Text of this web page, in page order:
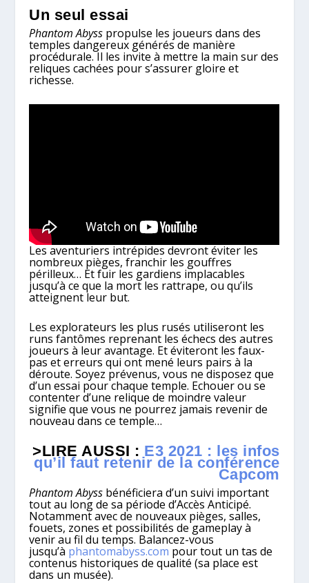
Un seul essai
Phantom Abyss propulse les joueurs dans des
temples dangereux générés de manière
procédurale. Il les invite à mettre la main sur des
reliques cachées pour s’assurer gloire et
richesse.
Les aventuriers intrépides devront éviter les
nombreux pièges, franchir les gouffres
périlleux… Et fuir les gardiens implacables
jusqu’à ce que la mort les rattrape, ou qu’ils
atteignent leur but.
Les explorateurs les plus rusés utiliseront les
runs fantômes reprenant les échecs des autres
joueurs à leur avantage. Et éviteront les faux-
pas et erreurs qui ont mené leurs pairs à la
déroute. Soyez prévenus, vous ne disposez que
d’un essai pour chaque temple. Echouer ou se
contenter d’une relique de moindre valeur
signifie que vous ne pourrez jamais revenir de
nouveau dans ce temple…
>LIRE AUSSI : E3 2021 : les infos
qu’il faut retenir de la conférence
Capcom
Phantom Abyss bénéficiera d’un suivi important
tout au long de sa période d’Accès Anticipé.
Notamment avec de nouveaux pièges, salles,
fouets, zones et possibilités de gameplay à
venir au fil du temps. Balancez-vous
jusqu’à phantomabyss.com pour tout un tas de
contenus historiques de qualité (sa place est
dans un musée).